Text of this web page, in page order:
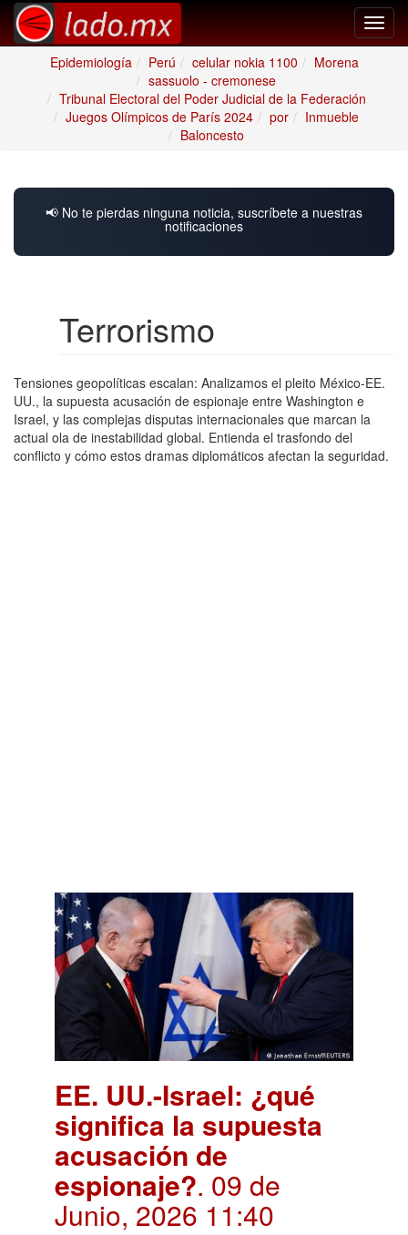
Epidemiología
Perú celular nokia 1100
Morena
sassuolo - cremonese
Tribunal Electoral del Poder Judicial de la Federación
Juegos Olímpicos de París 2024
por
Inmueble
Baloncesto
📢 No te pierdas ninguna noticia, suscríbete a nuestras
notificaciones
Terrorismo
Tensiones geopolíticas escalan: Analizamos el pleito México-EE.
UU., la supuesta acusación de espionaje entre Washington e
Israel, y las complejas disputas internacionales que marcan la
actual ola de inestabilidad global. Entienda el trasfondo del
conflicto y cómo estos dramas diplomáticos afectan la seguridad.
EE. UU.-Israel: ¿qué
significa la supuesta
acusación de
espionaje?. 09 de
Junio, 2026 11:40